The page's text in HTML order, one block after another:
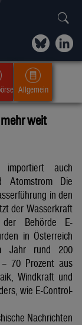
Allgemein
weit
importiert auch
Atomstrom Die
in den
der Wasserkraft
Behörde E-
in Österreich
Jahr rund 200
70 Prozent aus
Windkraft und
wie E-Control-
Nachrichten